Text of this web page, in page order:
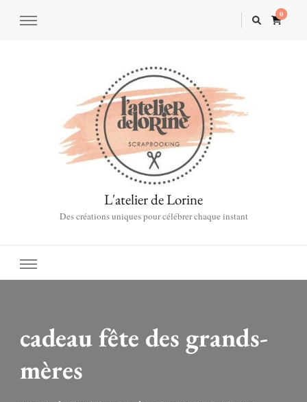
0
L'atelier de Lorine
Des créations uniques pour célébrer chaque instant
cadeau fête des grands-
mères